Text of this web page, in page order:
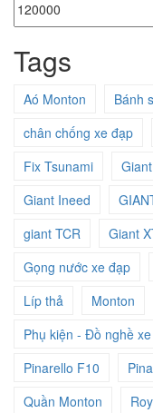
Giá
nhất
Tags
Aó Monton Bánh
chân chống xe đạp
Fix Tsunami
Giant
Giant Ineed
giant TCR
Giant
Gọng nước xe đạp
Líp thả
Monton
Phụ kiện - Đồ nghề
Pinarello F10
Quần Monton